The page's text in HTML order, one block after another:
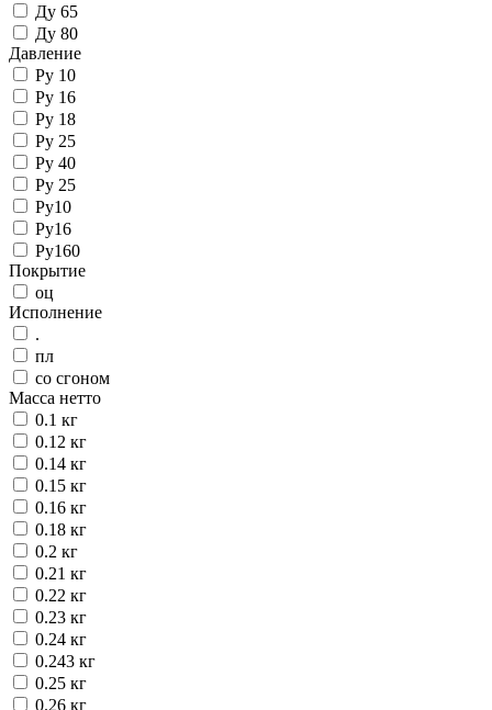
Ду 65
Ду 80
Давление
Py 10
Py 16
Py 18
Py 25
Py 40
Ру 25
Ру10
Ру16
Ру160
Покрытие
оц
Исполнение
.
пл
со сгоном
Масса нетто
0.1 кг
0.12 кг
0.14 кг
0.15 кг
0.16 кг
0.18 кг
0.2 кг
0.21 кг
0.22 кг
0.23 кг
0.24 кг
0.243 кг
0.25 кг
0.26 кг